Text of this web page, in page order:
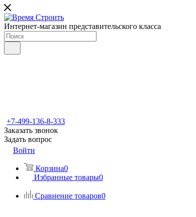
Интернет-магазин представительского класса
+7-499-136-8-333
Заказать звонок
Задать вопрос
Войти
Корзина0
Избранные товары0
Сравнение товаров0